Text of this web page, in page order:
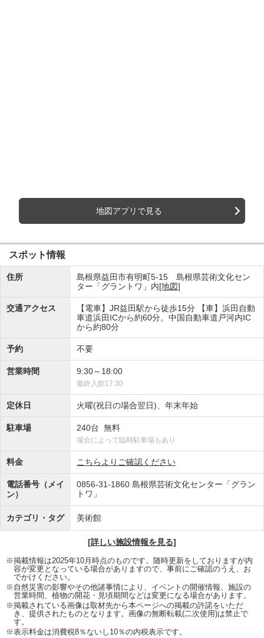
地図アプリで見る
スポット情報
住所
島根県益田市有明町5-15 島根県芸術文化セン
ター「グラントワ」内[地図]
交通アクセス
【電車】JR益田駅から徒歩15分 【車】浜田自動
車道浜田ICから約60分。中国自動車道戸河内IC
から約80分
予約 不要
営業時間 9:30～18:00
最終入館17:30
定休日 火曜(祝日の場合翌日)、年末年始
駐車場 240台 無料
場合によって臨時駐車場もあり
料金 こちらよりご確認ください
電話番号（メイ
ン）
0856-31-1860 島根県芸術文化センター「グラン
トワ」
カテゴリ・タグ 美術館
[詳しい施設情報を見る]
※掲載情報は2025年10月時点のものです。随時更新をしておりますが内
容が変更となっている場合がありますので、事前にご確認のうえ、お
でかけください。
※自然災害の影響やその他諸事情により、イベントの開催情報、施設の
営業時間、植物の開花・見頃期間などは変更になる場合があります。
※掲載されている画像は取材先から本ページへの掲載の許諾をいただ
き、提供されたものとなります。画像の無断転載(二次使用)は禁止で
す。
※表示料金は消費税8％ないし10％の内税表示です。